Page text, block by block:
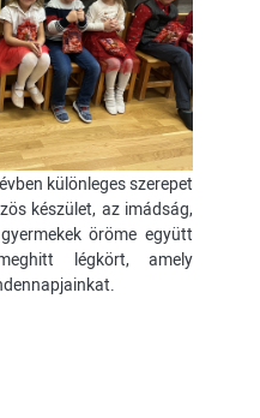
különleges szerepet
készület, az imádság,
öröme együtt
légkört, amely